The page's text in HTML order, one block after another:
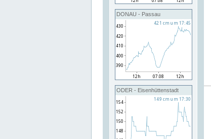
DONAU - Passau
ODER - Eisenhüttenstadt